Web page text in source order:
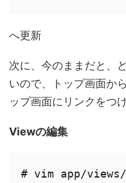
へ更新
次に、今のままだと、
いので、トップ画面か
ップ画面にリンクをつけ
Viewの編集
# vim app/